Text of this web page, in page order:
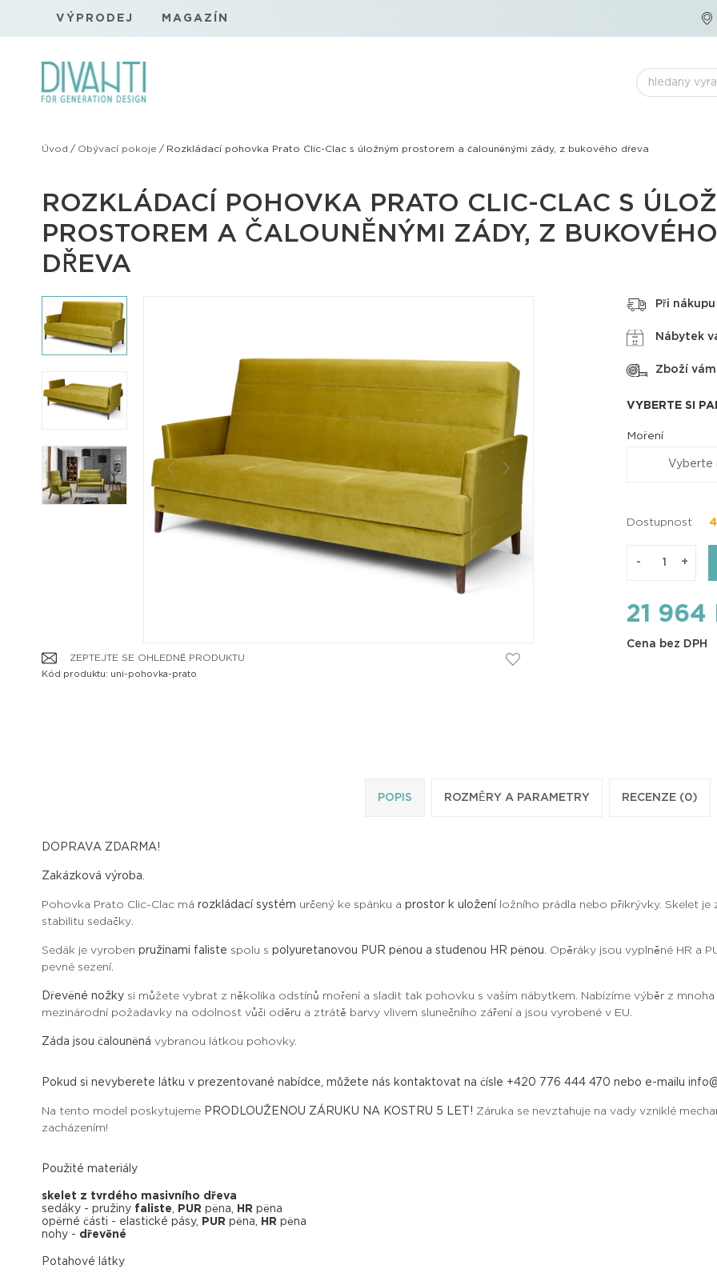
VÝPRODEJ MAGAZÍN
Úvod / Obývací pokoje / Rozkládací pohovka Prato Clic-Clac s úložným prostorem a čalouněnými zády, z bukového dřeva
ROZKLÁDACÍ POHOVKA PRATO CLIC-CLAC S
PROSTOREM A ČALOUNĚNÝMI ZÁDY, Z BUKOVÉHO
DŘEVA
ZEPTEJTE SE OHLEDNĚ PRODUKTU
Kód produktu: uni-pohovka-prato
Při
Nábytek
Zboží
VYBERTE SI
Moření
Vyberte
Dostupnost
- +
21 964
Cena bez DPH
POPIS ROZMĚRY A PARAMETRY RECENZE (0)
DOPRAVA ZDARMA!
Zakázková výroba.
Pohovka Prato Clic-Clac má rozkládací systém určený ke spánku a prostor k uložení ložního prádla nebo přikrývky. Skelet je
stabilitu sedačky
Sedák je vyroben pružinami faliste spolu s polyuretanovou PUR pěnou a studenou HR pěnou . Opěráky jsou vyplněné HR a
pevné sezení.
Dřevěné nožky si můžete vybrat z několika odstínů moření a sladit tak pohovku s vaším nábytkem. Nabízíme výběr z mnoha
mezinárodní požadavky na odolnost vůči oděru a ztrátě barvy vlivem slunečního záření a jsou vyrobené v EU.
Záda jsou čalouněná vybranou látkou pohovky.
Pokud si nevyberete látku v prezentované nabídce, můžete nás kontaktovat na čísle +420 776 444 470 nebo e-mailu
Na tento model poskytujeme PRODLOUŽENOU ZÁRUKU NA KOSTRU 5 LET! Záruka se nevztahuje na vady vzniklé
zacházením!
Použité materiály
skelet z tvrdého masivního dřeva
sedáky - pružiny faliste PUR pěna, HR pěna
opěrné části - elastické pásy,
PUR pěna, HR pěna
nohy - dřevěné
Potahové látky